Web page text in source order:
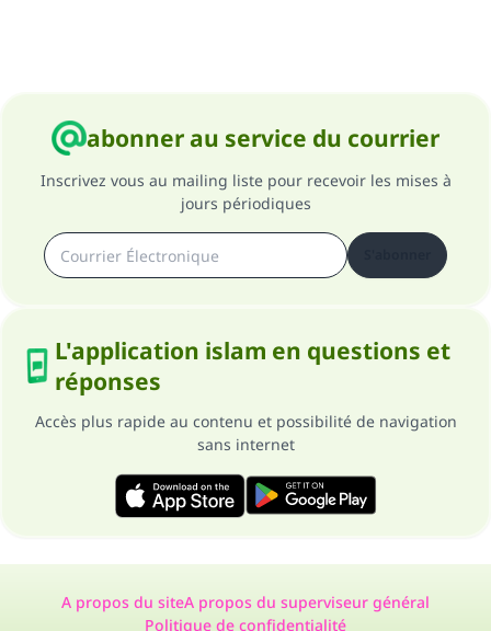
abonner au service du courrier
Inscrivez vous au mailing liste pour recevoir les mises à
jours périodiques
L'application islam en questions et
réponses
Accès plus rapide au contenu et possibilité de navigation
sans internet
A propos du siteA propos du superviseur général
Politique de confidentialité